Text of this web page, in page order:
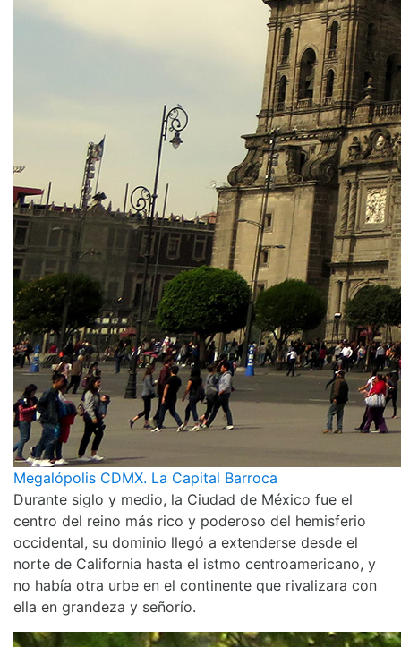
Megalópolis CDMX. La Capital Barroca
Durante siglo y medio, la Ciudad de México fue el
centro del reino más rico y poderoso del hemisferio
occidental, su dominio llegó a extenderse desde el
norte de California hasta el istmo centroamericano, y
no había otra urbe en el continente que rivalizara con
ella en grandeza y señorío.